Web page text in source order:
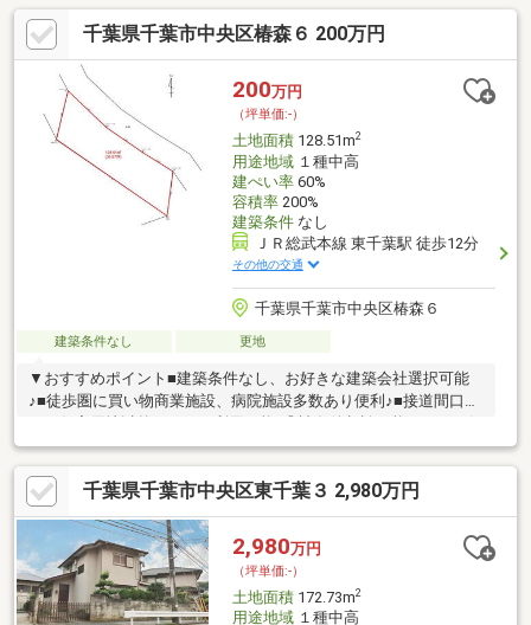
はありません。ご希望の住宅メーカーで建物の建築が可能です。
●更地渡し┏《道路》╋━━━━━━━━━━━━━━━━━┫●
北西側 約4m公道
千葉県千葉市中央区椿森６ 200万円
200万円
（坪単価:-）
土地面積128.51m2
用途地域１種中高
建ぺい率60%
容積率200%
建築条件なし
ＪＲ総武本線 東千葉駅 徒歩12分
その他の交通
千葉県千葉市中央区椿森６
建築条件なし 更地
▼おすすめポイント■建築条件なし、お好きな建築会社選択可能
♪■徒歩圏に買い物商業施設、病院施設多数あり便利♪■接道間口広
く、住宅用地以外としても利用可能♪◎諸条件相談可能です。お気
軽にご連絡ください。【公開物件以外に独自の情報ルートによる
物件情報多数あり】当社は一般の不動産業者と異なる非公開情報
を取り扱っています。金融機関、弁護士、司法書士、所属NPO団
体、地元企業等情報提供による任意売却物件、相続物件、財産管
理物件、法人又は法人役員所有物件等なかなか物件が見つからな
い方は一度当社へお気軽にご相談下さい。
千葉県千葉市中央区東千葉３ 2,980万円
2,980万円
（坪単価:-）
土地面積172.73m2
用途地域１種中高